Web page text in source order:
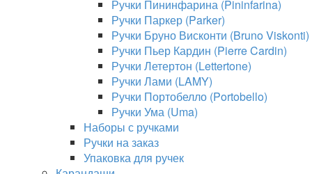
Ручки Пининфарина (Pininfarina)
Ручки Паркер (Parker)
Ручки Бруно Висконти (Bruno Viskonti)
Ручки Пьер Кардин (Pierre Cardin)
Ручки Летертон (Lettertone)
Ручки Лами (LAMY)
Ручки Портобелло (Portobello)
Ручки Ума (Uma)
Наборы с ручками
Ручки на заказ
Упаковка для ручек